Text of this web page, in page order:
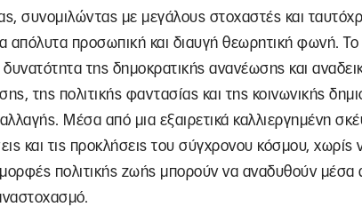
συνομιλώντας με μεγάλους στοχαστές και
απόλυτα προσωπική και διαυγή θεωρητική φωνή. Το
δυνατότητα της δημοκρατικής ανανέωσης και
της πολιτικής φαντασίας και της κοινωνικής
Μέσα από μια εξαιρετικά καλλιεργημένη
και τις προκλήσεις του σύγχρονου κόσμου, χωρίς
μορφές πολιτικής ζωής μπορούν να αναδυθούν μέσα